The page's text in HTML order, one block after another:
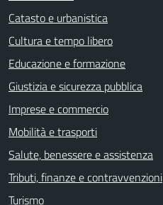
Catasto e urbanistica
Cultura e tempo libero
Educazione e formazione
Giustizia e sicurezza pubblica
Imprese e commercio
Mobilità e trasporti
Salute, benessere e assistenza
Tributi, finanze e contravvenzioni
Turismo